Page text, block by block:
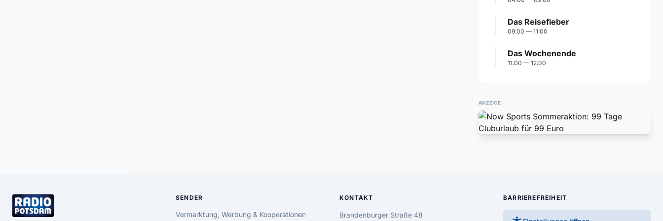
Das Reisefieber
09:00 — 11:00
Das Wochenende
11:00 — 12:00
ANZEIGE
SENDER
Vermarktung, Werbung & Kooperationen
KONTAKT
Brandenburger Straße 48
BARRIEREFREIHEIT